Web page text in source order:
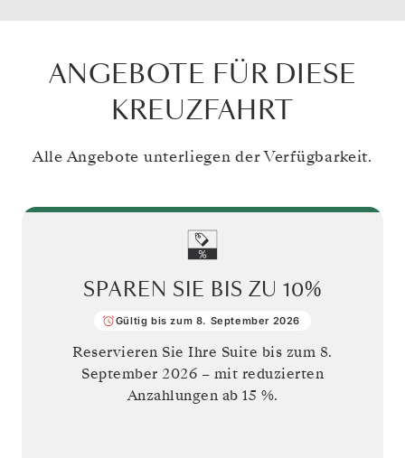
ANGEBOTE FÜR DIESE
KREUZFAHRT
Alle Angebote unterliegen der Verfügbarkeit.
SPAREN SIE BIS ZU 10%
Gültig bis zum 8. September 2026
Reservieren Sie Ihre Suite bis zum 8.
September 2026 – mit reduzierten
Anzahlungen ab 15 %.